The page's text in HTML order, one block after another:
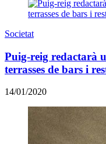
Societat
Puig-reig redactarà
terrasses de bars i
14/01/2020